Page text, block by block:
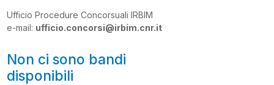
Ufficio Procedure Concorsuali IRBIM
e-mail: ufficio.concorsi@irbim.cnr.it
Non ci sono bandi
disponibili